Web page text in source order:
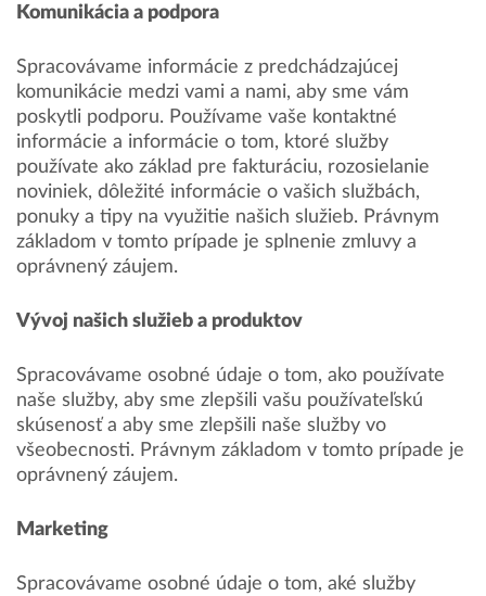
Komunikácia a podpora
Spracovávame informácie z predchádzajúcej
komunikácie medzi vami a nami, aby sme vám
poskytli podporu. Používame vaše kontaktné
informácie a informácie o tom, ktoré služby
používate ako základ pre fakturáciu, rozosielanie
noviniek, dôležité informácie o vašich službách,
ponuky a tipy na využitie našich služieb. Právnym
základom v tomto prípade je splnenie zmluvy a
oprávnený záujem.
Vývoj našich služieb a produktov
Spracovávame osobné údaje o tom, ako používate
naše služby, aby sme zlepšili vašu používateľskú
skúsenosť a aby sme zlepšili naše služby vo
všeobecnosti. Právnym základom v tomto prípade je
oprávnený záujem.
Marketing
Spracovávame osobné údaje o tom, aké služby